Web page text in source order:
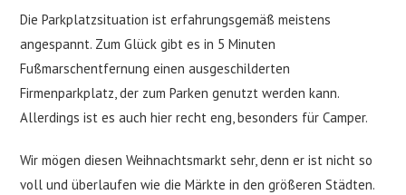
Die Parkplatzsituation ist erfahrungsgemäß meistens
angespannt. Zum Glück gibt es in 5 Minuten
Fußmarschentfernung einen ausgeschilderten
Firmenparkplatz, der zum Parken genutzt werden kann.
Allerdings ist es auch hier recht eng, besonders für Camper.
Wir mögen diesen Weihnachtsmarkt sehr, denn er ist nicht so
voll und überlaufen wie die Märkte in den größeren Städten.